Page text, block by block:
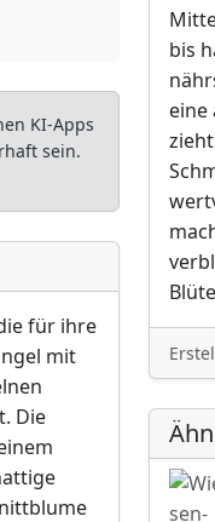
KI-Apps
sein.
für ihre
mit
Die
bis
eine